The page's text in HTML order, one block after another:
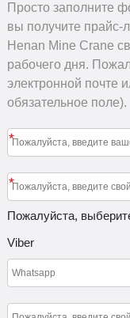
Просто заполните
вы получите прайс-
Henan Mine Crane
рабочего дня.
электронной почте
обязательное поле).
*
*
Пожалуйста,
Viber